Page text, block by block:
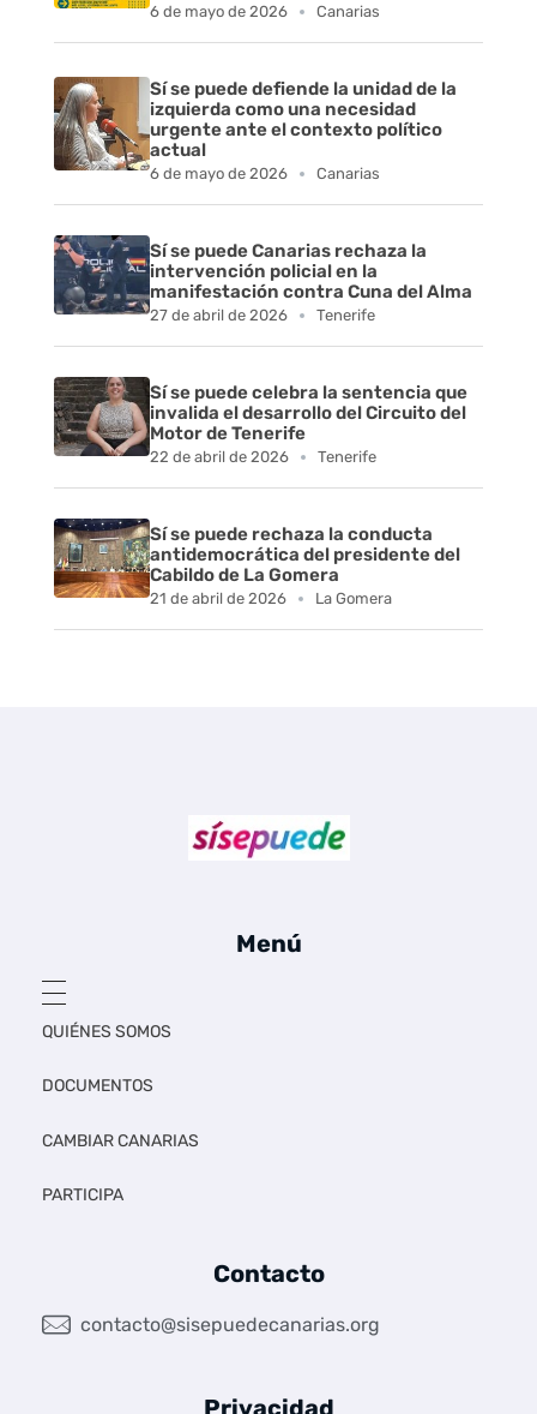
6 de mayo de 2026 Canarias
Sí se puede defiende la unidad de la
izquierda como una necesidad
urgente ante el contexto político
actual
6 de mayo de 2026 Canarias
Sí se puede Canarias rechaza la
intervención policial en la
manifestación contra Cuna del Alma
27 de abril de 2026 Tenerife
Sí se puede celebra la sentencia que
invalida el desarrollo del Circuito del
Motor de Tenerife
22 de abril de 2026 Tenerife
Sí se puede rechaza la conducta
antidemocrática del presidente del
Cabildo de La Gomera
21 de abril de 2026 La Gomera
Menú
QUIÉNES SOMOS
DOCUMENTOS
CAMBIAR CANARIAS
PARTICIPA
Contacto
contacto@sisepuedecanarias.org